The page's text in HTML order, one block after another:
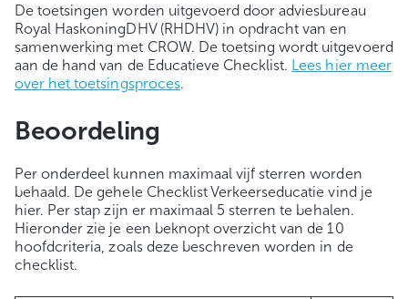
De toetsingen worden uitgevoerd door adviesbureau
Royal HaskoningDHV (RHDHV) in opdracht van en
samenwerking met CROW. De toetsing wordt uitgevoerd
aan de hand van de Educatieve Checklist. Lees hier meer
over het toetsingsproces.
Beoordeling
Per onderdeel kunnen maximaal vijf sterren worden
behaald. De gehele Checklist Verkeerseducatie vind je
hier. Per stap zijn er maximaal 5 sterren te behalen.
Hieronder zie je een beknopt overzicht van de 10
hoofdcriteria, zoals deze beschreven worden in de
checklist.